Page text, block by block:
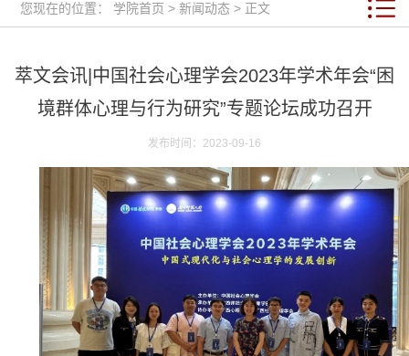
您现在的位置： 学院首页 >新闻动态 > 正文
萃文会讯|中国社会心理学会2023年学术年会“困
境群体心理与行为研究”专题论坛成功召开
发布时间：2023-09-16